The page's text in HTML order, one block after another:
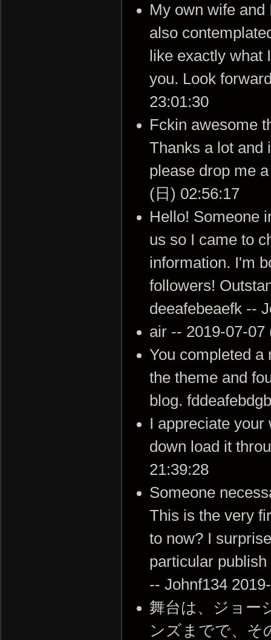
My own wife
also
like exactly
you. Look
23:01:30
Fckin awesome
Thanks a lot and
please drop me
(日) 02:56:17
Hello! Someone
us so I came to
information. I'm
followers!
deeafebeaefk --
air -- 2019-07-07
You completed a
the theme and
blog.
I appreciate
down load it
21:39:28
Someone
This is the very
to now? I
particular
-- Johnf134
舞台は、ジョー
ンズまでで、そ